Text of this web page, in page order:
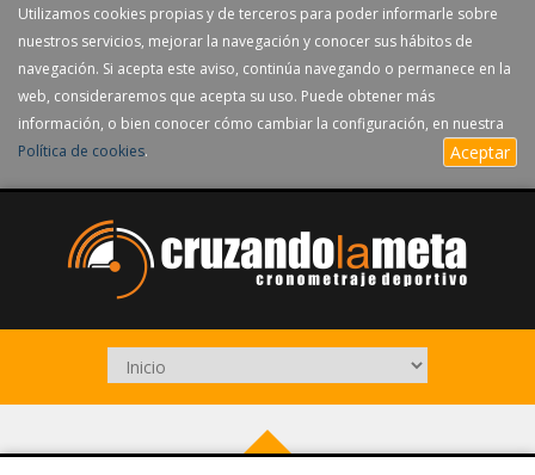
Utilizamos cookies propias y de terceros para poder informarle sobre
nuestros servicios, mejorar la navegación y conocer sus hábitos de
navegación. Si acepta este aviso, continúa navegando o permanece en la
web, consideraremos que acepta su uso. Puede obtener más
información, o bien conocer cómo cambiar la configuración, en nuestra
Política de cookies. Aceptar